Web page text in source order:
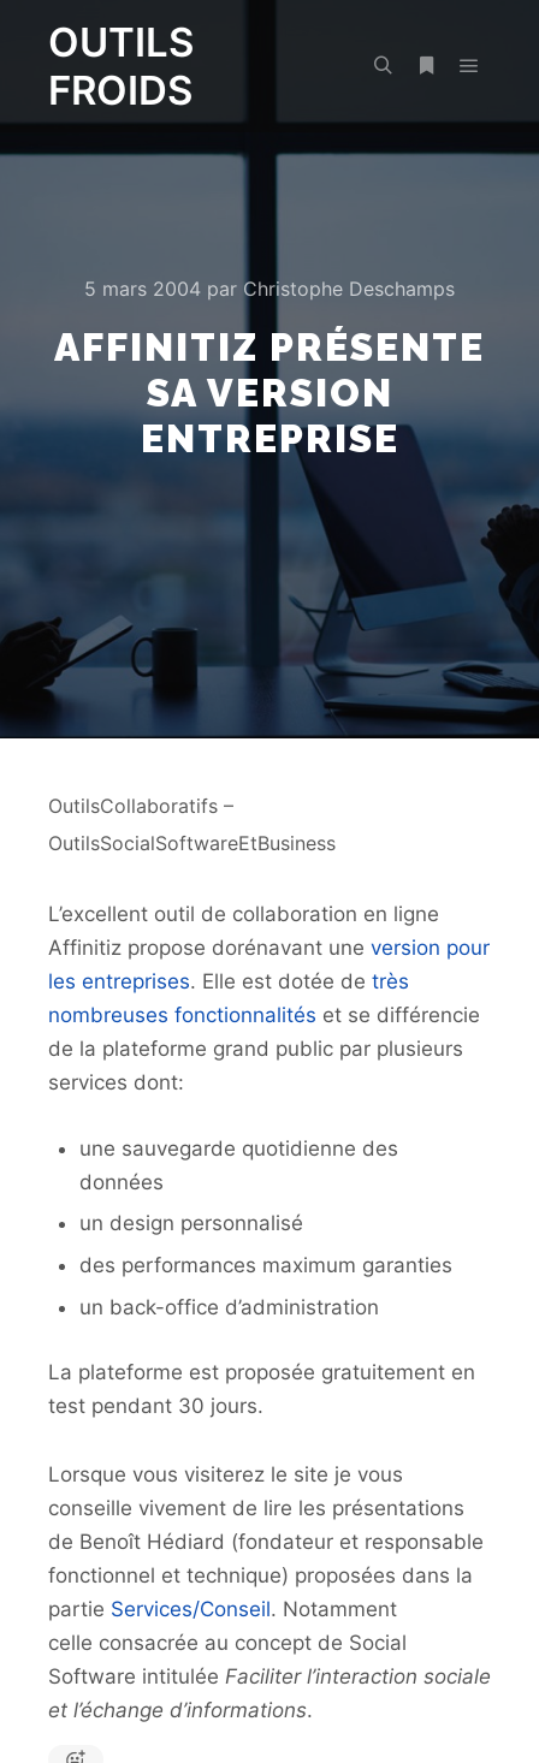
OUTILS
FROIDS
5 mars 2004 par Christophe Deschamps
AFFINITIZ PRÉSENTE
SA VERSION
ENTREPRISE
OutilsCollaboratifs –
OutilsSocialSoftwareEtBusiness
L’excellent outil de collaboration en ligne
Affinitiz propose dorénavant une version pour
les entreprises. Elle est dotée de très
nombreuses fonctionnalités et se différencie
de la plateforme grand public par plusieurs
services dont:
une sauvegarde quotidienne des
données
un design personnalisé
des performances maximum garanties
un back-office d’administration
La plateforme est proposée gratuitement en
test pendant 30 jours.
Lorsque vous visiterez le site je vous
conseille vivement de lire les présentations
de Benoît Hédiard (fondateur et responsable
fonctionnel et technique) proposées dans la
partie Services/Conseil. Notamment
celle consacrée au concept de Social
Software intitulée Faciliter l’interaction sociale
et l’échange d’informations.